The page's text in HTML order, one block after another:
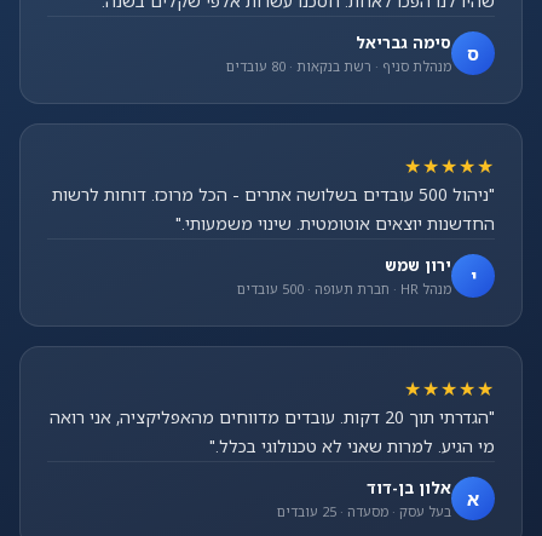
ס סימה גבריאל
מנהלת סניף · רשת בנקאות · 80 עובדים
★★★★★
"ניהול 500 עובדים בשלושה אתרים - הכל מרוכז. דוחות לרשות
החדשנות יוצאים אוטומטית. שינוי משמעותי."
י ירון שמש
מנהל HR · חברת תעופה · 500 עובדים
★★★★★
"הגדרתי תוך 20 דקות. עובדים מדווחים מהאפליקציה, אני רואה
מי הגיע. למרות שאני לא טכנולוגי בכלל."
א אלון בן-דוד
בעל עסק · מסעדה · 25 עובדים